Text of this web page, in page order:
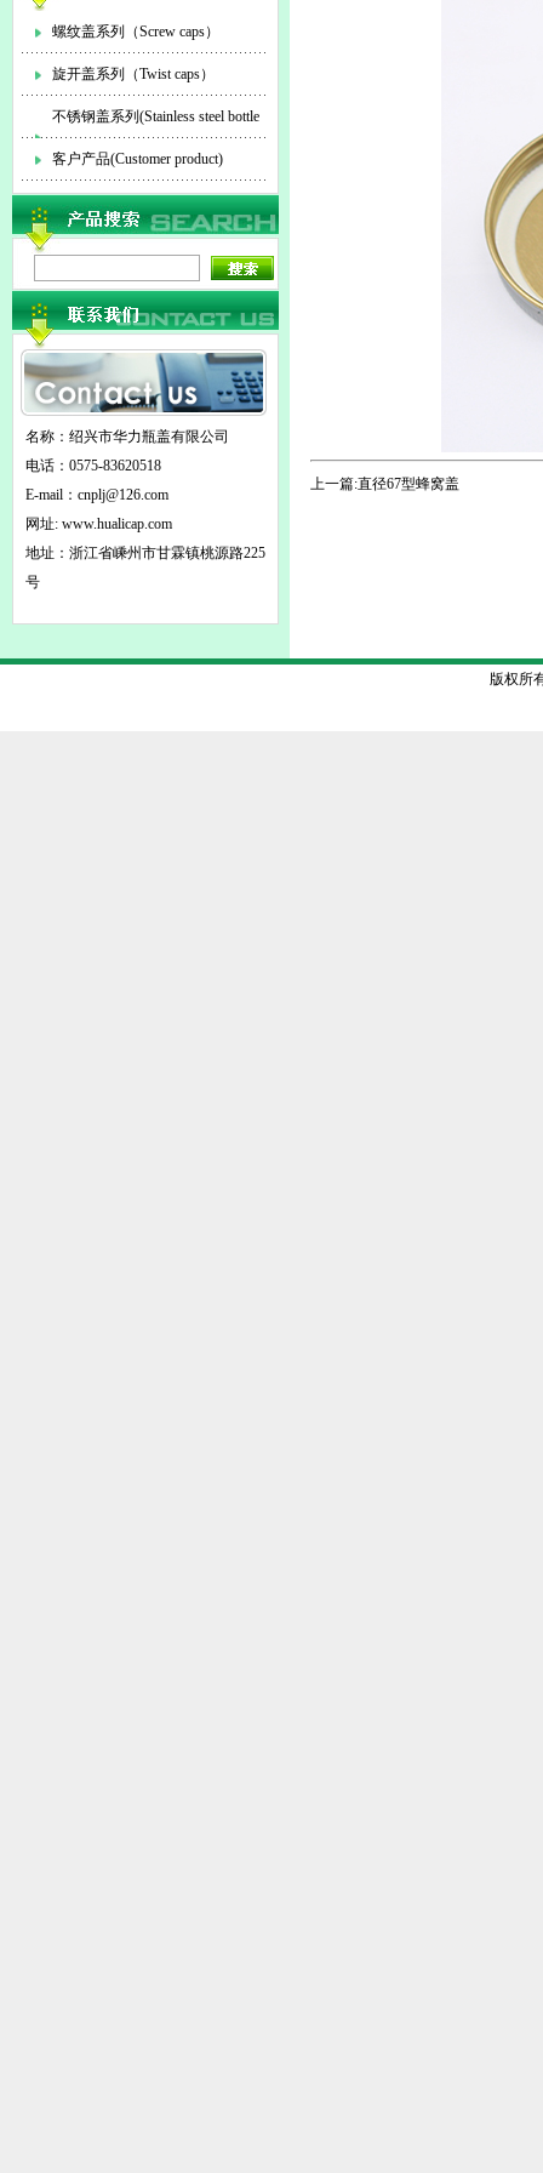
螺纹盖系列（Screw caps）
旋开盖系列（Twist caps）
不锈钢盖系列(Stainless steel bottle
cap)
客户产品(Customer product)
名称：绍兴市华力瓶盖有限公司
电话：0575-83620518
E-mail： cnplj@126.com
网址: www.hualicap.com
地址：浙江省嵊州市甘霖镇桃源路225
号
上一篇:直径67型蜂窝盖
版权所